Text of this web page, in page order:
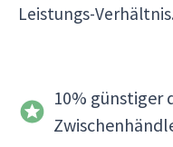
Leistungs-
10% günstiger